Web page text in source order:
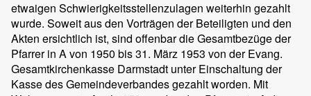
etwaigen Schwierigkeitsstellenzulagen weiterhin gezahlt
wurde. Soweit aus den Vorträgen der Beteiligten und den
Akten ersichtlich ist, sind offenbar die Gesamtbezüge der
Pfarrer in A von 1950 bis 31. März 1953 von der Evang.
Gesamtkirchenkasse Darmstadt unter Einschaltung der
Kasse des Gemeindeverbandes gezahlt worden. Mit